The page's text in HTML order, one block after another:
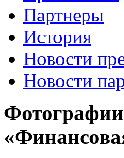
Партнеры
История
Новости
Новости